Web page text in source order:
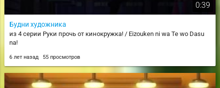
0:39
Будни художника
из 4 серии Руки прочь от кинокружка! / Eizouken ni wa Te wo Dasu
na!
6 лет назад 55 просмотров